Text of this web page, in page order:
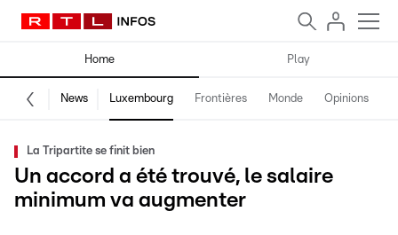
Home Play
News Luxembourg Frontières Monde Opinions
La Tripartite se finit bien
Un accord a été trouvé, le salaire
minimum va augmenter